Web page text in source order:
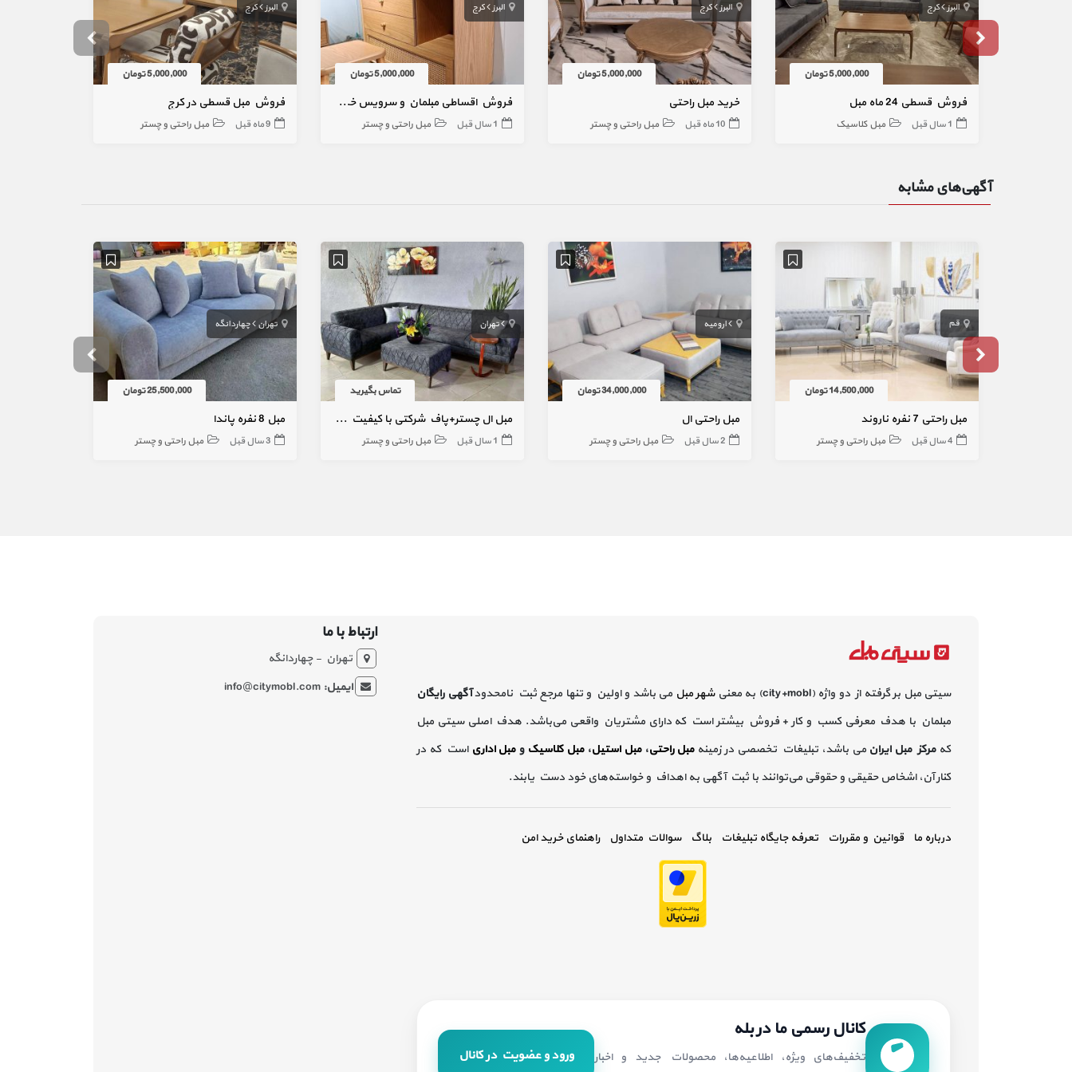
البرز کرج
5,000,000 تومان
فروش قسطی 24 ماه مبل
1 سال قبل مبل کلاسیک
البرز کرج
5,000,000 تومان
خرید مبل راحتی
10 ماه قبل مبل راحتی و چستر
البرز کرج
5,000,000 تومان
فروش اقساطی مبلمان و سرویس خواب در کرج
1 سال قبل مبل راحتی و چستر
البرز کرج
5,000,000 تومان
فروش مبل قسطی در کرج
9 ماه قبل مبل راحتی و چستر
آگهی‌های مشابه
قم
14,500,000 تومان
مبل راحتی 7 نفره ناروند
4 سال قبل مبل راحتی و چستر
ارومیه
34,000,000 تومان
مبل راحتی ال
2 سال قبل مبل راحتی و چستر
تهران
تماس بگیرید
مبل ال چستر+پاف شرکتی با کیفیت و ابعاد دلخواه شما
1 سال قبل مبل راحتی و چستر
تهران چهاردانگه
25,500,000 تومان
مبل 8 نفره پاندا
3 سال قبل مبل راحتی و چستر
سیتی مبل بر گرفته از دو واژه (city+mobl) به معنی شهر مبل می باشد و اولین و تنها مرجع ثبت نامحدودآگهی رایگان
مبلمان با هدف معرفی کسب و کار + فروش بیشتر است که دارای مشتریان واقعی می‌باشد. هدف اصلی سیتی مبل
کهمرکز مبل ایران می باشد، تبلیغات تخصصی در زمینه مبل راحتی،مبل استیل،مبل کلاسیک ومبل اداری است که در
کنار آن، اشخاص حقیقی و حقوقی می‌توانند با ثبت آگهی به اهداف و خواسته‌های خود دست یابند.
درباره ما قوانین و مقررات تعرفه جایگاه تبلیغات بلاگ سوالات متداول راهنمای خرید امن
کانال رسمی ما در بله
تخفیف‌های ویژه، اطلاعیه‌ها، محصولات جدید و اخبار
ورود و عضویت در کانال
ارتباط با ما
تهران - چهاردانگه
ایمیل: info@citymobl.com